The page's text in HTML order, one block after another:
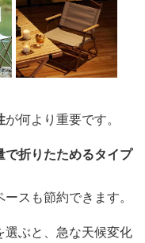
が何より重要です。
で折りたためるタイプ
スも節約できます。
選ぶと、急な天候変化